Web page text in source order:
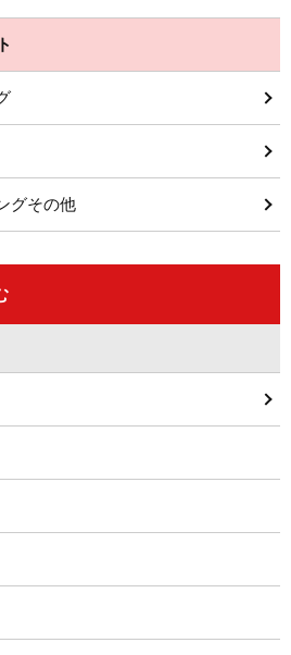
グその他